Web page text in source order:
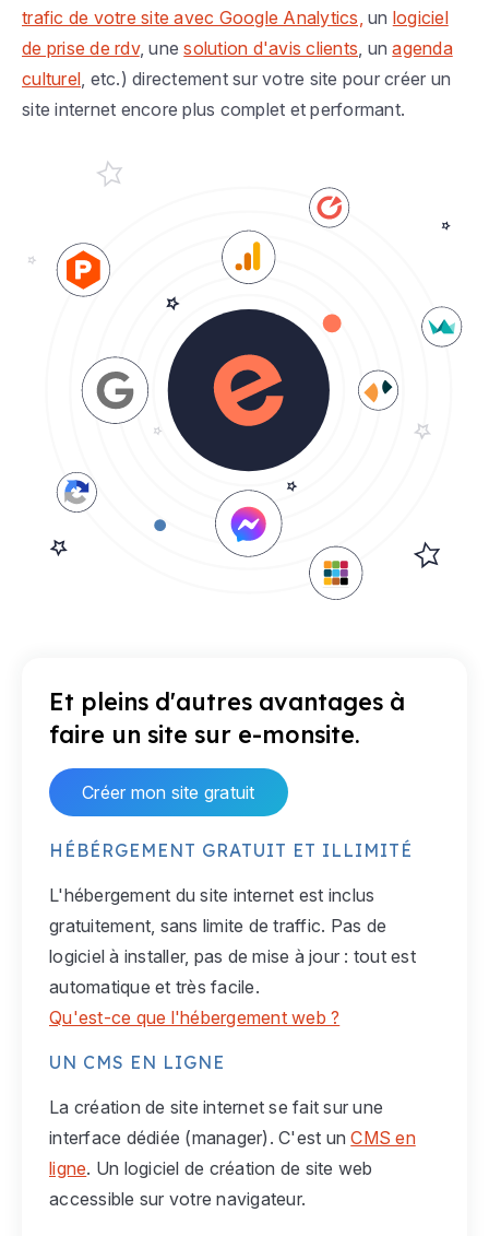
trafic de votre site avec Google Analytics, un logiciel
de prise de rdv, unesolution d'avis clients, unagenda
culturel, etc.) directement sur votre site pour créer un
site internet encore plus complet et performant.
Et pleins d'autres avantages à
faire un site sur e-monsite.
Créer mon site gratuit
HÉBÉRGEMENT GRATUIT ET ILLIMITÉ
L'hébergement du site internet est inclus
gratuitement, sans limite de traffic. Pas de
logiciel à installer, pas de mise à jour : tout est
automatique et très facile.
Qu'est-ce que l'hébergement web ?
UN CMS EN LIGNE
La création de site internet se fait sur une
interface dédiée (manager). C'est unCMS en
ligne. Un logiciel de création de site web
accessible sur votre navigateur.